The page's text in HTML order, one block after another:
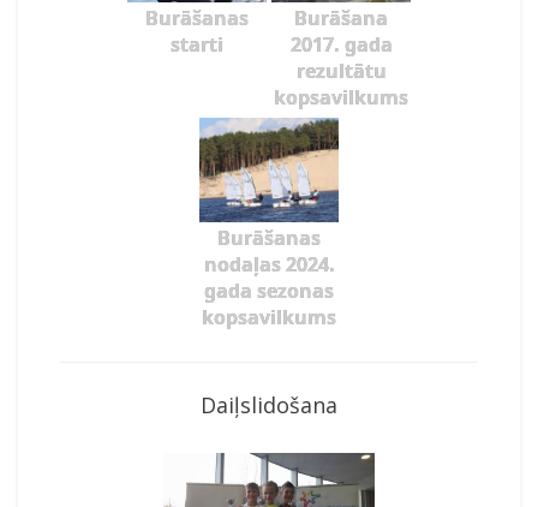
Burāšanas
starti
Burāšana
2017. gada
rezultātu
kopsavilkums
Burāšanas
nodaļas 2024.
gada sezonas
kopsavilkums
Daiļslidošana